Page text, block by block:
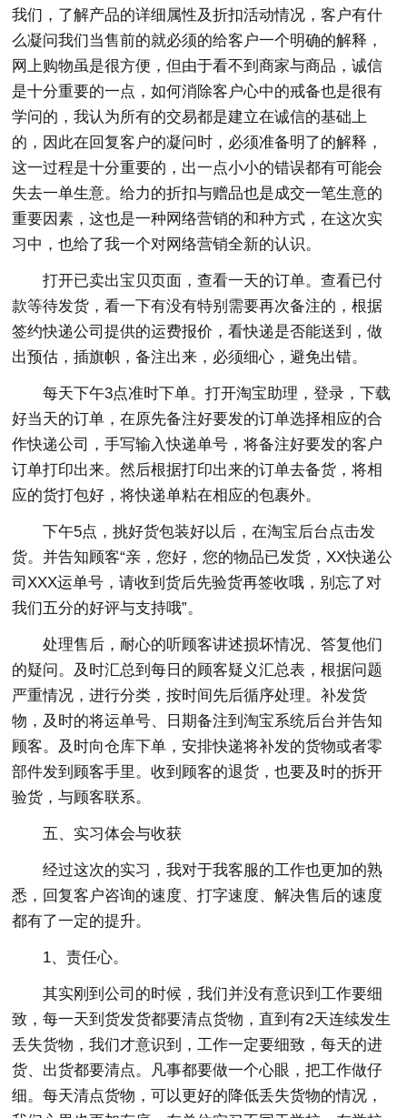
我们，了解产品的详细属性及折扣活动情况，客户有什
么凝问我们当售前的就必须的给客户一个明确的解释，
网上购物虽是很方便，但由于看不到商家与商品，诚信
是十分重要的一点，如何消除客户心中的戒备也是很有
学问的，我认为所有的交易都是建立在诚信的基础上
的，因此在回复客户的凝问时，必须准备明了的解释，
这一过程是十分重要的，出一点小小的错误都有可能会
失去一单生意。给力的折扣与赠品也是成交一笔生意的
重要因素，这也是一种网络营销的和种方式，在这次实
习中，也给了我一个对网络营销全新的认识。
打开已卖出宝贝页面，查看一天的订单。查看已付
款等待发货，看一下有没有特别需要再次备注的，根据
签约快递公司提供的运费报价，看快递是否能送到，做
出预估，插旗帜，备注出来，必须细心，避免出错。
每天下午3点准时下单。打开淘宝助理，登录，下载
好当天的订单，在原先备注好要发的订单选择相应的合
作快递公司，手写输入快递单号，将备注好要发的客户
订单打印出来。然后根据打印出来的订单去备货，将相
应的货打包好，将快递单粘在相应的包裹外。
下午5点，挑好货包装好以后，在淘宝后台点击发
货。并告知顾客“亲，您好，您的物品已发货，XX快递公
司XXX运单号，请收到货后先验货再签收哦，别忘了对
我们五分的好评与支持哦”。
处理售后，耐心的听顾客讲述损坏情况、答复他们
的疑问。及时汇总到每日的顾客疑义汇总表，根据问题
严重情况，进行分类，按时间先后循序处理。补发货
物，及时的将运单号、日期备注到淘宝系统后台并告知
顾客。及时向仓库下单，安排快递将补发的货物或者零
部件发到顾客手里。收到顾客的退货，也要及时的拆开
验货，与顾客联系。
五、实习体会与收获
经过这次的实习，我对于我客服的工作也更加的熟
悉，回复客户咨询的速度、打字速度、解决售后的速度
都有了一定的提升。
1、责任心。
其实刚到公司的时候，我们并没有意识到工作要细
致，每一天到货发货都要清点货物，直到有2天连续发生
丢失货物，我们才意识到，工作一定要细致，每天的进
货、出货都要清点。凡事都要做一个心眼，把工作做仔
细。每天清点货物，可以更好的降低丢失货物的情况，